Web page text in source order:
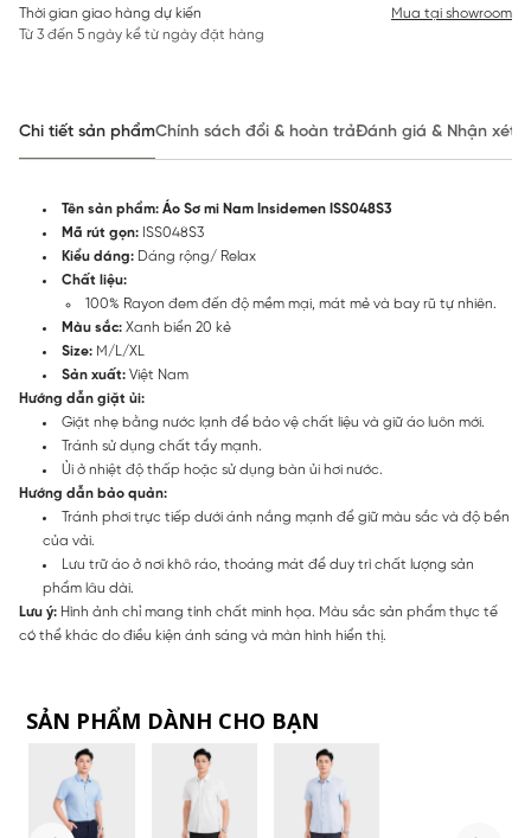
Thời gian giao hàng dự kiến
Từ 3 đến 5 ngày kể từ ngày đặt hàng
Mua tại showroom
Chi tiết sản phẩmChính sách đổi & hoàn trảĐánh giá & Nhận xét
Tên sản phẩm: Áo Sơ mi Nam Insidemen ISS048S3
Mã rút gọn: ISS048S3
Kiểu dáng: Dáng rộng/ Relax
Chất liệu:
100% Rayon đem đến độ mềm mại, mát mẻ và bay rũ tự nhiên.
Màu sắc: Xanh biển 20 kẻ
Size: M/L/XL
Sản xuất: Việt Nam
Hướng dẫn giặt ủi:
Giặt nhẹ bằng nước lạnh để bảo vệ chất liệu và giữ áo luôn mới.
Tránh sử dụng chất tẩy mạnh.
Ủi ở nhiệt độ thấp hoặc sử dụng bàn ủi hơi nước.
Hướng dẫn bảo quản:
Tránh phơi trực tiếp dưới ánh nắng mạnh để giữ màu sắc và độ bền
của vải.
Lưu trữ áo ở nơi khô ráo, thoáng mát để duy trì chất lượng sản
phẩm lâu dài.
Lưu ý: Hình ảnh chỉ mang tính chất minh họa. Màu sắc sản phẩm thực tế
có thể khác do điều kiện ánh sáng và màn hình hiển thị.
SẢN PHẨM DÀNH CHO BẠN